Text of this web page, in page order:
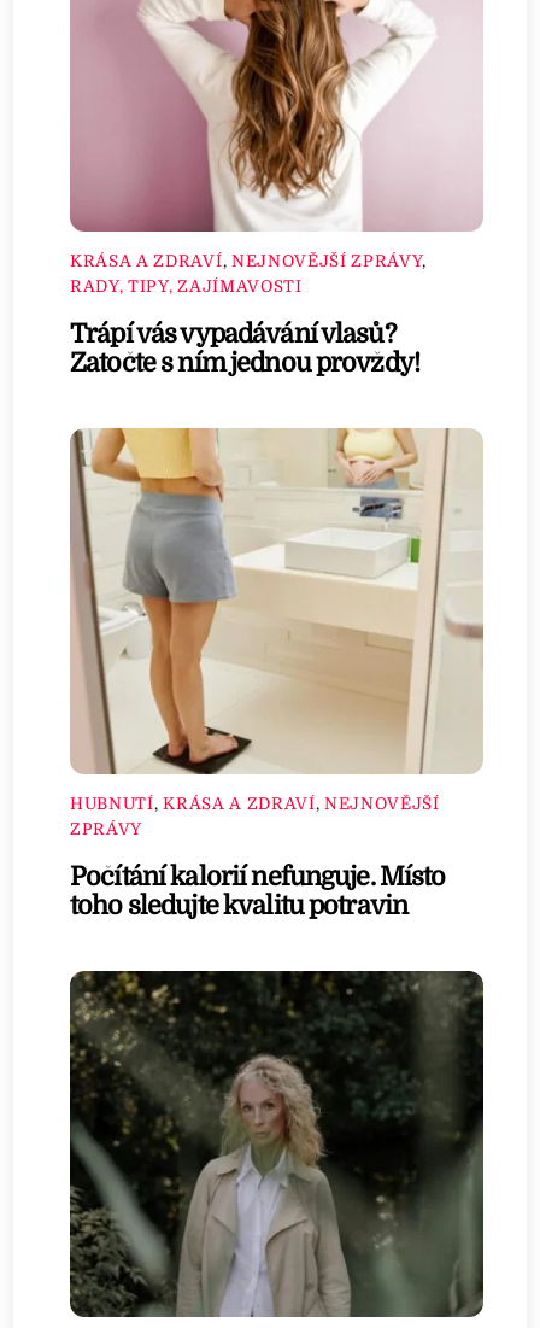
KRÁSA A ZDRAVÍ, NEJNOVĚJŠÍ ZPRÁVY,
RADY, TIPY, ZAJÍMAVOSTI
Trápí vás vypadávání vlasů?
Zatočte s ním jednou provždy!
HUBNUTÍ,KRÁSA A ZDRAVÍ, NEJNOVĚJŠÍ
ZPRÁVY
Počítání kalorií nefunguje. Místo
toho sledujte kvalitu potravin